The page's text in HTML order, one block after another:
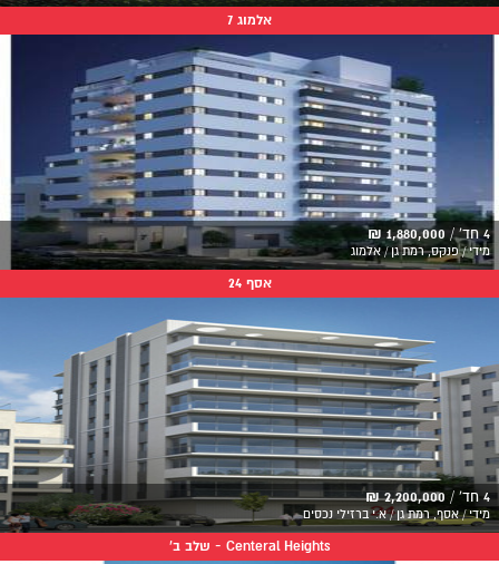
אלמוג 7
4 חד' / 1,880,000 ₪
מידי / פנקס, רמת גן / אלמוג
אסף 24
4 חד' / 2,200,000 ₪
מידי / אסף, רמת גן / א.י ברזילי נכסים
Centeral Heights - שלב ב'